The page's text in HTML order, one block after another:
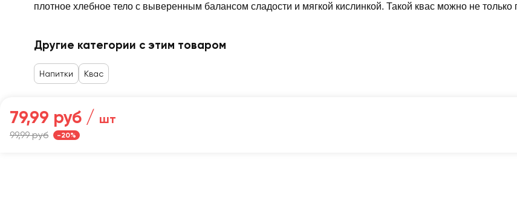
плотное хлебное тело с выверенным балансом сладости и мягкой кислинкой. Такой квас можно не только
Другие категории с этим товаром
Напитки Квас
79,99 руб / шт
99,99 руб -20%
Главная